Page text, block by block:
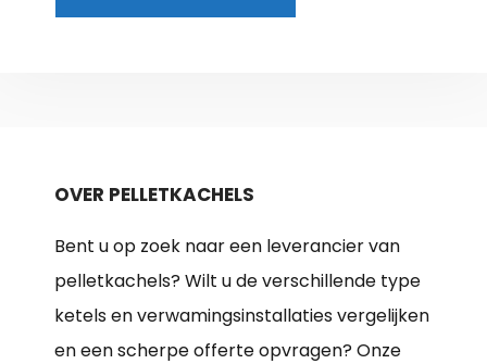
OVER PELLETKACHELS
Bent u op zoek naar een leverancier van
pelletkachels? Wilt u de verschillende type
ketels en verwamingsinstallaties vergelijken
en een scherpe offerte opvragen? Onze